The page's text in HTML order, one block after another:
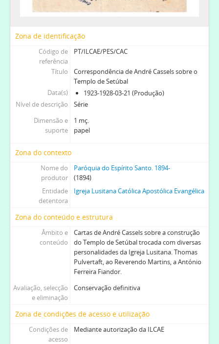
Zona de identificação
Código de
referência
PT/ILCAE/PES/CAC
Título
Correspondência de André Cassels sobre o
Templo de Setúbal
Data(s)
1923-1928-03-21 (Produção)
Nível de descrição
Série
Dimensão e
suporte
1 mç.
papel
Zona do contexto
Nome do
produtor
Paróquia do Espírito Santo. 1894-
(1894)
Entidade
detentora
Igreja Lusitana Católica Apostólica Evangélica
Zona do conteúdo e estrutura
Âmbito e
conteúdo
Cartas de André Cassels sobre a construção
do Templo de Setúbal trocada com diversas
personalidades da Igreja Lusitana. Thomas
Pulvertaft, ao Reverendo Martins, a António
Ferreira Fiandor.
Avaliação, selecção
e eliminação
Conservação definitiva
Zona de condições de acesso e utilização
Condições de
acesso
Mediante autorização da ILCAE